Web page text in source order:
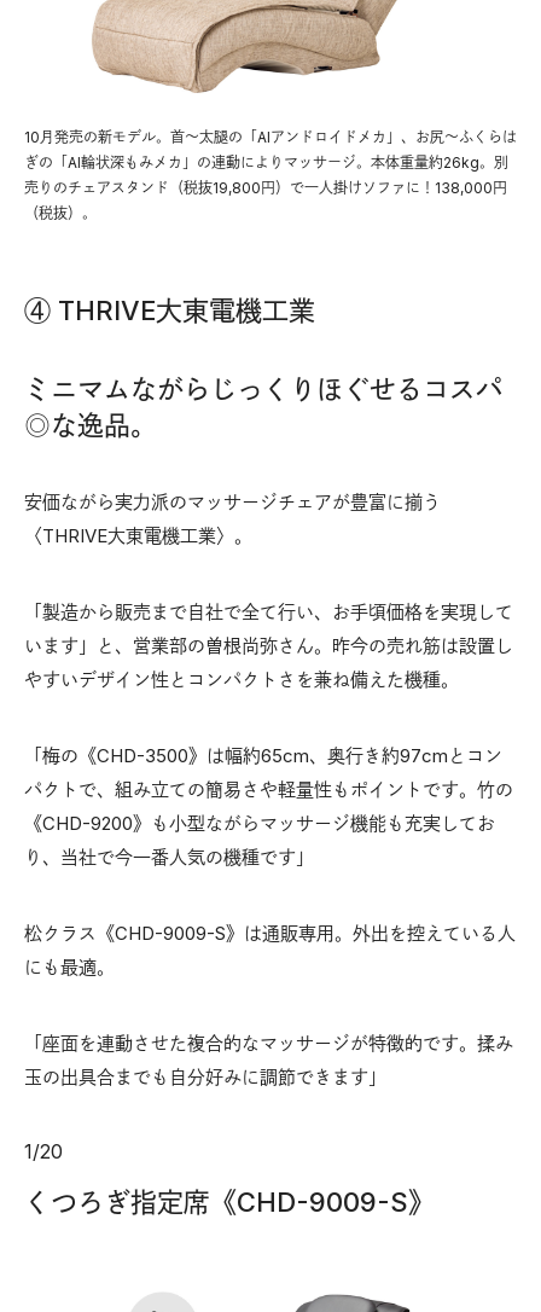
10月発売の新モデル。首〜太腿の「AIアンドロイドメカ」、お尻〜ふくらは
ぎの「AI輪状深もみメカ」の連動によりマッサージ。本体重量約26kg。別
売りのチェアスタンド（税抜19,800円）で一人掛けソファに！138,000円
（税抜）。
④ THRIVE大東電機工業
ミニマムながらじっくりほぐせるコスパ
◎な逸品。
安価ながら実力派のマッサージチェアが豊富に揃う
〈THRIVE大東電機工業〉。
「製造から販売まで自社で全て行い、お手頃価格を実現して
います」と、営業部の曽根尚弥さん。昨今の売れ筋は設置し
やすいデザイン性とコンパクトさを兼ね備えた機種。
「梅の《CHD-3500》は幅約65cm、奥行き約97cmとコン
パクトで、組み立ての簡易さや軽量性もポイントです。竹の
《CHD-9200》も小型ながらマッサージ機能も充実してお
り、当社で今一番人気の機種です」
松クラス《CHD-9009-S》は通販専用。外出を控えている人
にも最適。
「座面を連動させた複合的なマッサージが特徴的です。揉み
玉の出具合までも自分好みに調節できます」
1/20
くつろぎ指定席《CHD-9009-S》